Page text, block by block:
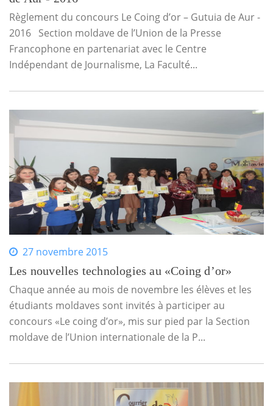
Règlement du concours Le Coing d’or – Gutuia de Aur -
2016 Section moldave de l’Union de la Presse
Francophone en partenariat avec le Centre
Indépendant de Journalisme, La Faculté...
27 novembre 2015
Les nouvelles technologies au «Coing d’or»
Chaque année au mois de novembre les élèves et les
étudiants moldaves sont invités à participer au
concours «Le coing d’or», mis sur pied par la Section
moldave de l’Union internationale de la P...